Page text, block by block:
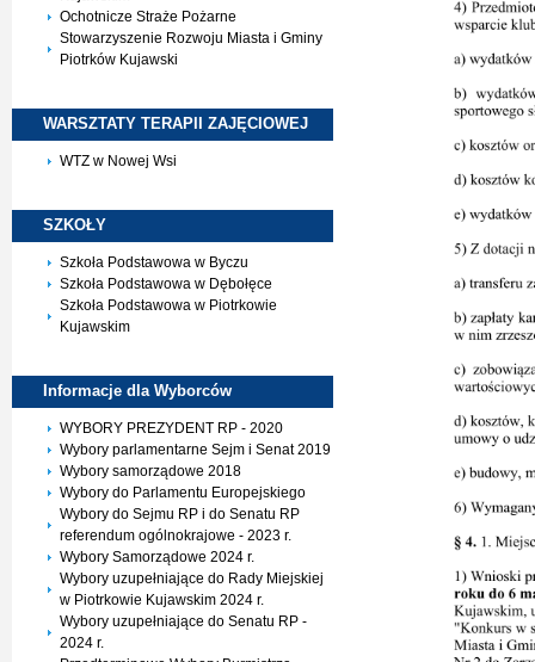
Ochotnicze Straże Pożarne
Stowarzyszenie Rozwoju Miasta i Gminy
Piotrków Kujawski
WARSZTATY TERAPII ZAJĘCIOWEJ
WTZ w Nowej Wsi
SZKOŁY
Szkoła Podstawowa w Byczu
Szkoła Podstawowa w Dębołęce
Szkoła Podstawowa w Piotrkowie
Kujawskim
Informacje dla Wyborców
WYBORY PREZYDENT RP - 2020
Wybory parlamentarne Sejm i Senat 2019
Wybory samorządowe 2018
Wybory do Parlamentu Europejskiego
Wybory do Sejmu RP i do Senatu RP
referendum ogólnokrajowe - 2023 r.
Wybory Samorządowe 2024 r.
Wybory uzupełniające do Rady Miejskiej
w Piotrkowie Kujawskim 2024 r.
Wybory uzupełniające do Senatu RP -
2024 r.